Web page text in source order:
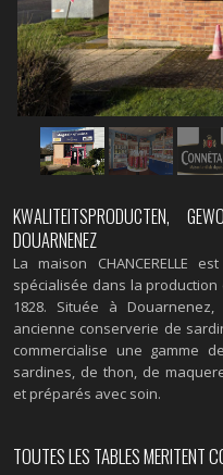
KWALITEITSPRODUCTEN,
DOUARNENEZ
La maison CHANCERELLE
spécialisée dans la
1828. Située à
ancienne conserverie de
commercialise une gamme
sardines, de thon, de
et préparés avec soin.
TOUTES LES TABLES MERITENT